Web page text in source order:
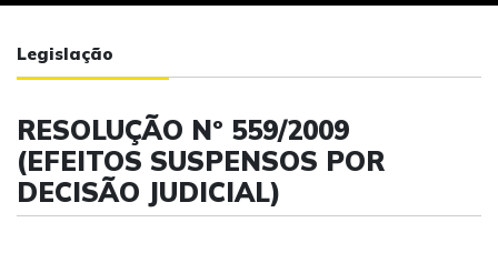
Legislação
RESOLUÇÃO Nº 559/2009
(EFEITOS SUSPENSOS POR
DECISÃO JUDICIAL)